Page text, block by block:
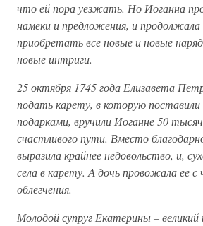
что ей пора уезжать. Но Иоганна
намеки и предложения, и продолжала
приобретать все новые и новые
новые интриги.
25 октября 1745 года Елизавета
подать карету, в которую поставили
подарками, вручили Иоганне 50
счастливого пути. Вместо
выразила крайнее недовольство, и,
села в карету. А дочь провожала ее с
облегчения.
Молодой супруг Екатерины –